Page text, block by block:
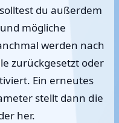
du außerdem
mögliche
werden nach
zurückgesetzt oder
Ein erneutes
stellt dann die
her.